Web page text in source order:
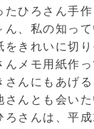
たひろさん手
ん、私の知っ
をきれいに切
んメモ用紙作
さんにもあげ
さんとも会い
ろさんは、平